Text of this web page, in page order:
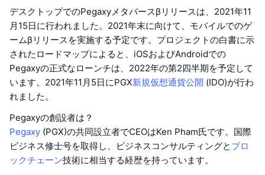
デスクトップでのPegaxyメタバースβリリースは、2021年11
月15日に行われました。2021年末に向けて、モバイルでのゲ
ームβリリースを実施する予定です。プロジェクトの白書に示
されたロードマップによると、iOSおよびAndroidでの
Pegaxyの正式なローンチは、2022年の第2四半期を予定して
います。2021年11月5日にPGX新規仮想通貨公開 (IDO)が行わ
れました。
Pegaxyの創設者は？
Pegaxy (PGX)の共同設立者でCEOはKen Pham氏です。国際
ビジネス修士号を取得し、ビジネスコンサルティングと ブロ
ックチェーン技術に相当する経歴を持っています。